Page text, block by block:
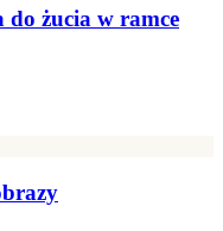
do żucia w ramce